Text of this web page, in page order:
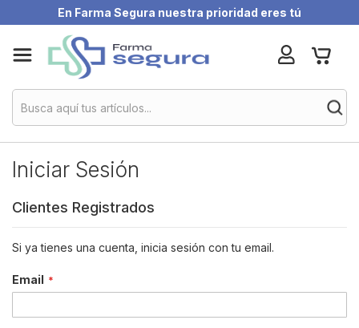
En Farma Segura nuestra prioridad eres tú
to
Content
My
Iniciar Sesión
Clientes Registrados
Si ya tienes una cuenta, inicia sesión con tu email.
Email